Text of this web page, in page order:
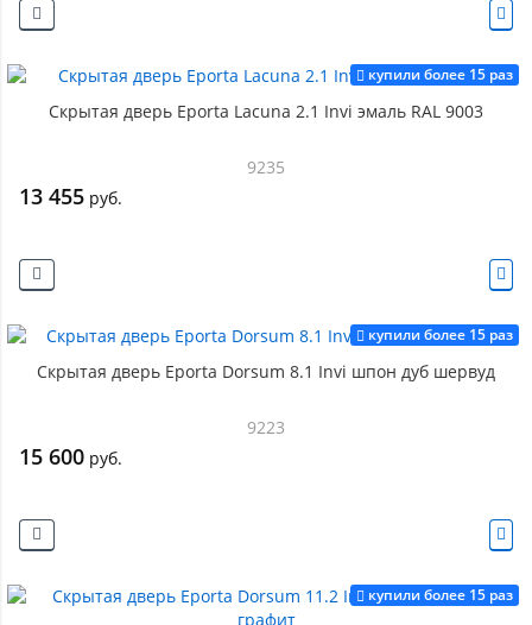
купили более 15 раз
Скрытая дверь Eporta Lacuna 2.1 Invi эмаль RAL 9003
9235
13 455 руб.
купили более 15 раз
Скрытая дверь Eporta Dorsum 8.1 Invi шпон дуб шервуд
9223
15 600 руб.
купили более 15 раз